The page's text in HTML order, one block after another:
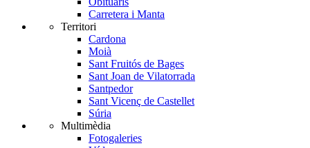
Carretera i Manta
Territori
Cardona
Moià
Sant Fruitós de Bages
Sant Joan de Vilatorrada
Santpedor
Sant Vicenç de Castellet
Súria
Multimèdia
Fotogaleries